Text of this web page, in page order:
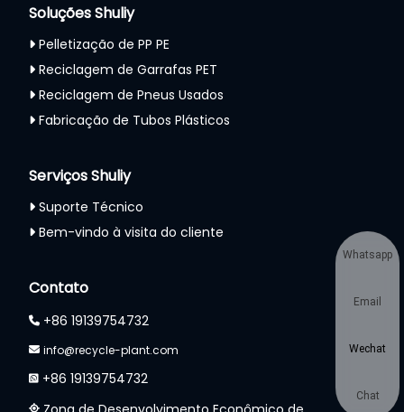
Soluções Shuliy
Pelletização de PP PE
Reciclagem de Garrafas PET
Reciclagem de Pneus Usados
Fabricação de Tubos Plásticos
Serviços Shuliy
Suporte Técnico
Bem-vindo à visita do cliente
Contato
+86 19139754732
info@recycle-plant.com
+86 19139754732
Whatsapp
Email
Wechat
Chat